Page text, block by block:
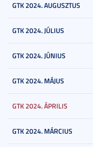
GTK 2024. AUGUSZTUS
GTK 2024. JÚLIUS
GTK 2024. JÚNIUS
GTK 2024. MÁJUS
GTK 2024. ÁPRILIS
GTK 2024. MÁRCIUS